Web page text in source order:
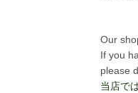
Our
If you
please
当店で